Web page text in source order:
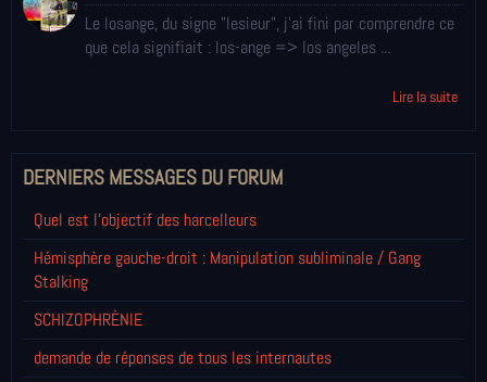
Le losange, du signe "lesieur", j'ai fini par comprendre ce
que cela signifiait : los-ange => los angeles ...
Lire la suite
DERNIERS MESSAGES DU FORUM
Quel est l'objectif des harcelleurs
Hémisphère gauche-droit : Manipulation subliminale / Gang
Stalking
SCHIZOPHRÈNIE
demande de réponses de tous les internautes